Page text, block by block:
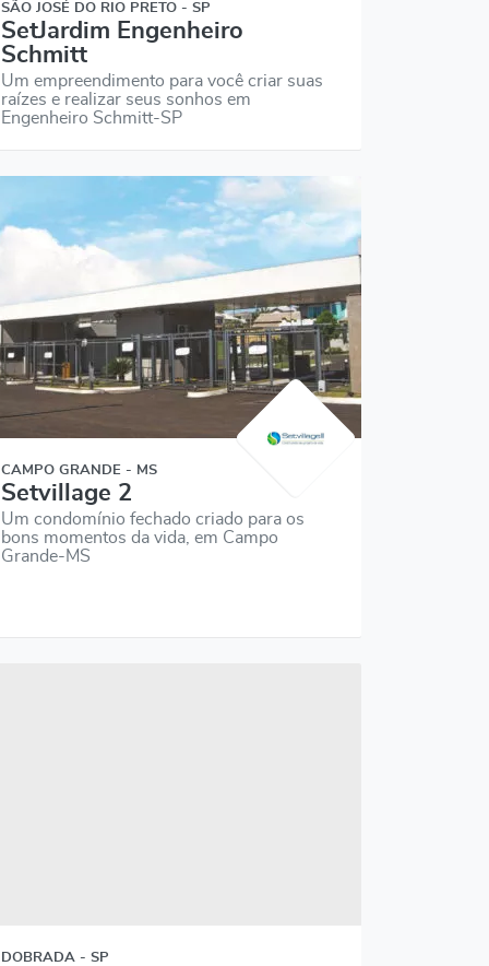
SÃO JOSÉ DO RIO PRETO - SP
SetJardim Engenheiro
Schmitt
Um empreendimento para você criar suas
raízes e realizar seus sonhos em
Engenheiro Schmitt-SP
CAMPO GRANDE - MS
Setvillage 2
Um condomínio fechado criado para os
bons momentos da vida, em Campo
Grande-MS
DOBRADA - SP